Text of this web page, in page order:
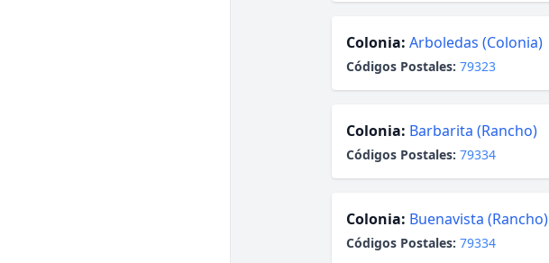
Colonia: Arboledas (Colonia)
Códigos Postales: 79323
Colonia: Barbarita (Rancho)
Códigos Postales: 79334
Colonia: Buenavista (Rancho)
Códigos Postales: 79334